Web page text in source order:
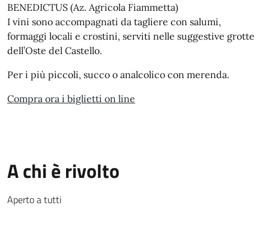
BENEDICTUS (Az. Agricola Fiammetta)
I vini sono accompagnati da tagliere con salumi,
formaggi locali e crostini, serviti nelle suggestive grotte
dell’Oste del Castello.
Per i più piccoli, succo o analcolico con merenda.
Compra ora i biglietti on line
A chi è rivolto
Aperto a tutti